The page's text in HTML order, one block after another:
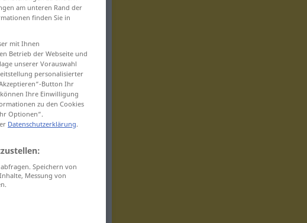
am unteren Rand der
finden Sie in
mit Ihnen
Betrieb der Webseite und
unserer Vorauswahl
personalisierter
Button Ihr
Ihre Einwilligung
zu den Cookies
Optionen“.
Datenschutzerklärung.
Speichern von
Messung von